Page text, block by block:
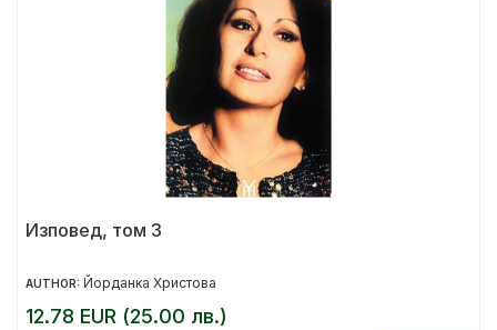
Изповед, том 3
AUTHOR: Йорданка Христова
12.78 EUR (25.00 лв.)